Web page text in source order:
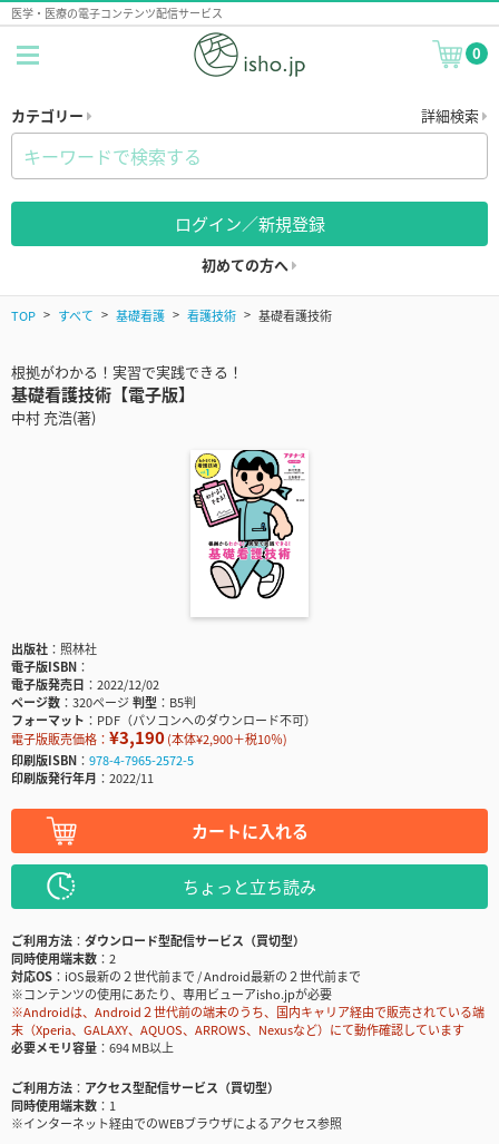
医学・医療の電子コンテンツ配信サービス
0
カテゴリー 詳細検索
ログイン／新規登録
初めての方へ
TOP すべて 基礎看護 看護技術 基礎看護技術
根拠がわかる！実習で実践できる！
基礎看護技術【電子版】
中村 充浩(著)
出版社
照林社
電子版ISBN
電子版発売日
2022/12/02
ページ数
320ページ判型
B5判
フォーマット
PDF（パソコンへのダウンロード不可）
電子版販売価格： ¥3,190(本体¥2,900＋税10％)
印刷版ISBN
978-4-7965-2572-5
印刷版発行年月
2022/11
カートに入れる
ちょっと立ち読み
ご利用方法
ダウンロード型配信サービス（買切型）
同時使用端末数
2
対応OS
iOS最新の２世代前まで / Android最新の２世代前まで
※コンテンツの使用にあたり、専用ビューアisho.jpが必要
※Androidは、Android２世代前の端末のうち、国内キャリア経由で販売されている端
末（Xperia、GALAXY、AQUOS、ARROWS、Nexusなど）にて動作確認しています
必要メモリ容量
694 MB以上
ご利用方法
アクセス型配信サービス（買切型）
同時使用端末数
1
※インターネット経由でのWEBブラウザによるアクセス参照